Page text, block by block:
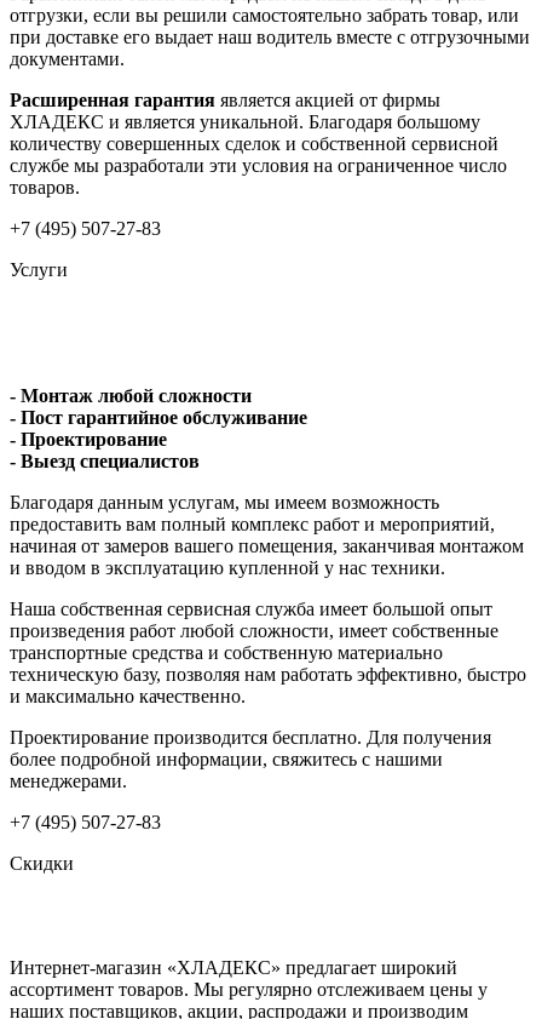
отгрузки, если вы решили самостоятельно забрать товар, или
при доставке его выдает наш водитель вместе с отгрузочными
документами.
Расширенная гарантия является акцией от фирмы
ХЛАДЕКС и является уникальной. Благодаря большому
количеству совершенных сделок и собственной сервисной
службе мы разработали эти условия на ограниченное число
товаров.
+7 (495) 507-27-83
Услуги
- Монтаж любой сложности
- Пост гарантийное обслуживание
- Проектирование
- Выезд специалистов
Благодаря данным услугам, мы имеем возможность
предоставить вам полный комплекс работ и мероприятий,
начиная от замеров вашего помещения, заканчивая монтажом
и вводом в эксплуатацию купленной у нас техники.
Наша собственная сервисная служба имеет большой опыт
произведения работ любой сложности, имеет собственные
транспортные средства и собственную материально
техническую базу, позволяя нам работать эффективно, быстро
и максимально качественно.
Проектирование производится бесплатно. Для получения
более подробной информации, свяжитесь с нашими
менеджерами.
+7 (495) 507-27-83
Скидки
Интернет-магазин «ХЛАДЕКС» предлагает широкий
ассортимент товаров. Мы регулярно отслеживаем цены у
наших поставщиков, акции, распродажи и производим